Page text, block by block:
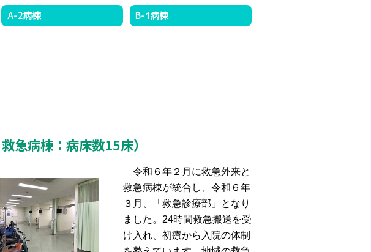
A-2病棟 B-1病棟
急病棟：病床数15床）
令和６年２月に救急外来と
救急病棟が統合し、令和６年
３月、「救急診療部」となり
ました。24時間救急搬送を受
け入れ、初療から入院の体制